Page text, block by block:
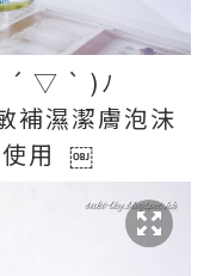
´ ▽ ` )ﾉ
補濕潔膚泡沫
使用 ￼